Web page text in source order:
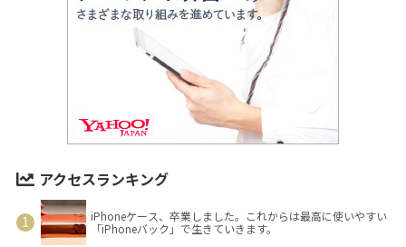
アクセスランキング
iPhoneケース、卒業しました。これからは最高に使いやすい
「iPhoneバック」で生きていきます。